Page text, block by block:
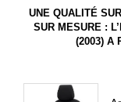
UNE QUALITÉ
SUR MESURE :
(2003) A